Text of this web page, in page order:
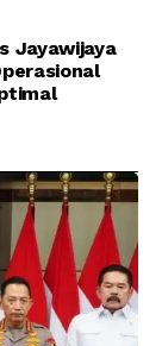
Jayawijaya